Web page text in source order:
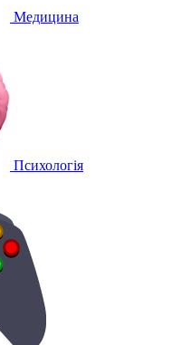
Медицина
Психологія